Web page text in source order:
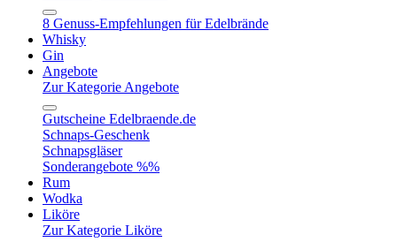
8 Genuss-Empfehlungen für Edelbrände
Whisky
Gin
Angebote
Zur Kategorie Angebote
Gutscheine Edelbraende.de
Schnaps-Geschenk
Schnapsgläser
Sonderangebote %%
Rum
Wodka
Liköre
Zur Kategorie Liköre